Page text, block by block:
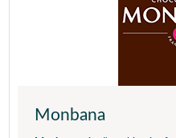
Monbana